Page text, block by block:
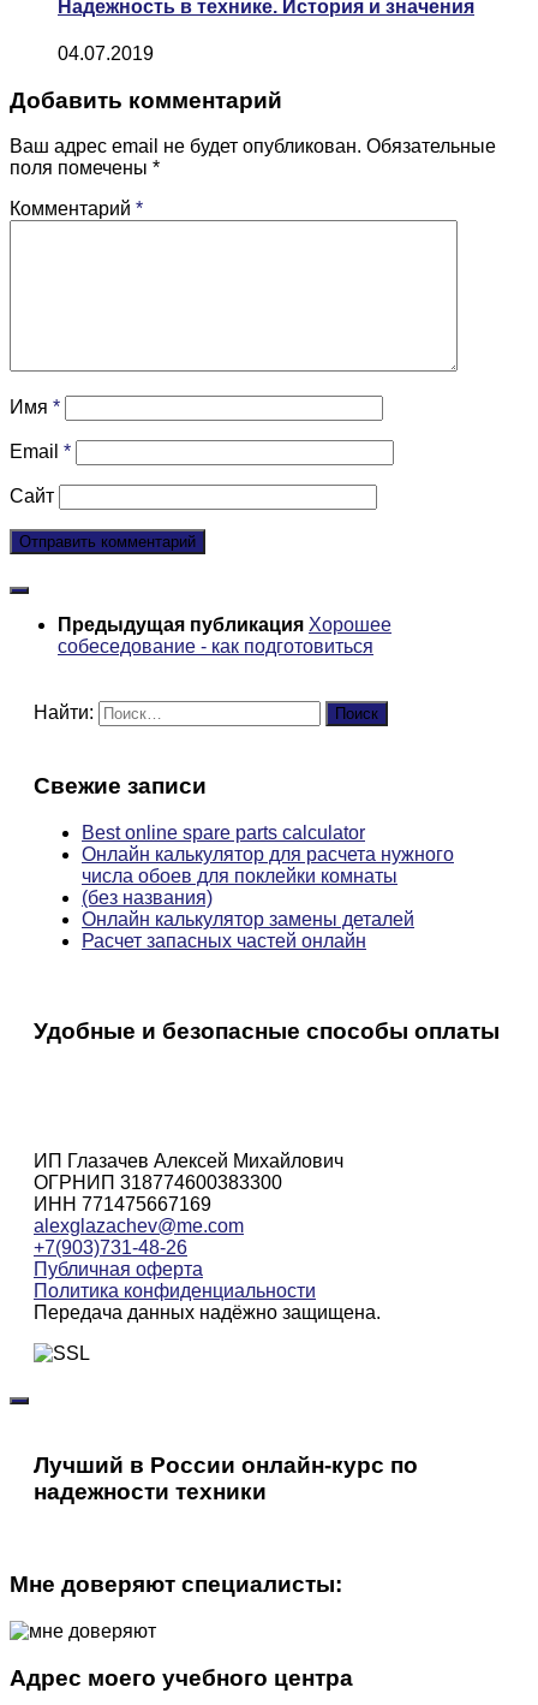
Надежность в технике. История и значения
04.07.2019
Добавить комментарий
Ваш адрес email не будет опубликован. Обязательные
поля помечены *
Комментарий *
Имя *
Email *
Сайт
Предыдущая публикация Хорошее
собеседование - как подготовиться
Найти:
Свежие записи
Best online spare parts calculator
Онлайн калькулятор для расчета нужного
числа обоев для поклейки комнаты
(без названия)
Онлайн калькулятор замены деталей
Расчет запасных частей онлайн
Удобные и безопасные способы оплаты
ИП Глазачев Алексей Михайлович
ОГРНИП 318774600383300
ИНН 771475667169
alexglazachev@me.com
+7(903)731-48-26
Публичная оферта
Политика конфиденциальности
Передача данных надёжно защищена.
Лучший в России онлайн-курс по
надежности техники
Мне доверяют специалисты:
Адрес моего учебного центра